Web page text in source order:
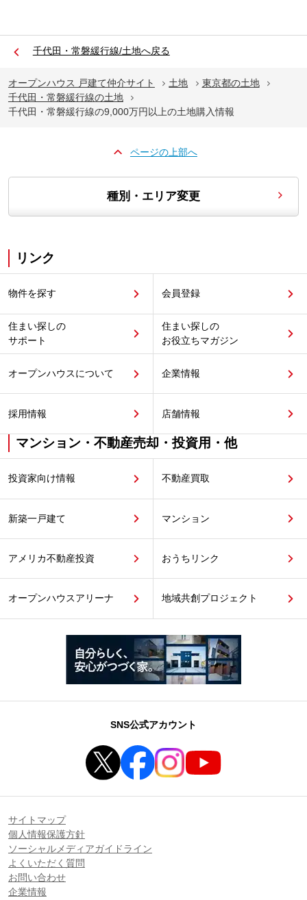
千代田・常磐緩行線/土地へ戻る
オープンハウス 戸建て仲介サイト 土地
東京都の土地
千代田・常磐緩行線の土地
千代田・常磐緩行線の9,000万円以上の土地購入情報
ページの上部へ
種別・エリア変更
リンク
物件を探す 会員登録
住まい探しの
サポート
住まい探しの
お役立ちマガジン
オープンハウスについて 企業情報
採用情報 店舗情報
マンション・不動産売却・投資用・他
投資家向け情報 不動産買取
新築一戸建て マンション
アメリカ不動産投資 おうちリンク
オープンハウスアリーナ 地域共創プロジェクト
SNS公式アカウント
サイトマップ
個人情報保護方針
ソーシャルメディアガイドライン
よくいただく質問
お問い合わせ
企業情報